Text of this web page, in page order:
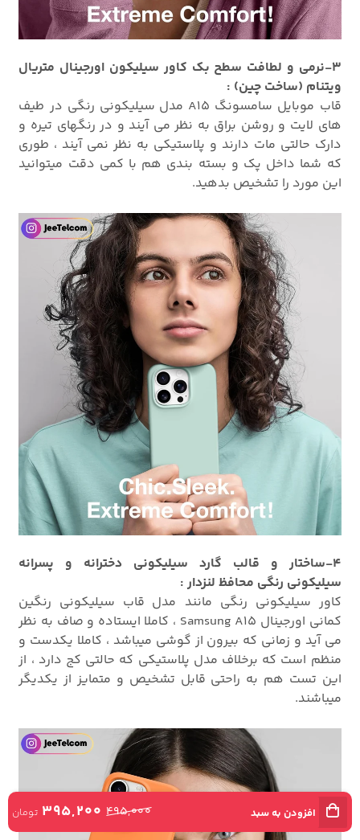
افزودن به سبد 495,000
395,200 تومان
3-نرمی و لطافت سطح بک کاور سیلیکون اورجینال متریال
ویتنام (ساخت چین) :
قاب موبایل سامسونگ A15 مدل سیلیکونی رنگی در طیف
های لایت و روشن براق به نظر می آیند و در رنگهای تیره و
دارک حالتی مات دارند و پلاستیکی به نظر نمی آیند ، طوری
که شما داخل پک و بسته بندی هم با کمی دقت میتوانید
این مورد را تشخیص بدهید.
4-ساختار و قالب گارد سیلیکونی دخترانه و پسرانه
سیلیکونی رنگی محافظ لنزدار :
کاور سیلیکونی رنگی مانند مدل قاب سیلیکونی رنگین
کمانی اورجینال Samsung A15 ، کاملا ایستاده و صاف به نظر
می آید و زمانی که بیرون از گوشی میباشد ، کاملا یکدست و
منظم است که برخلاف مدل پلاستیکی که حالتی کج دارد ، از
این تست هم به راحتی قابل تشخیص و متمایز از یکدیگر
میباشند.